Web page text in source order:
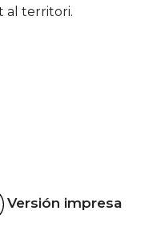
al territori.
Versión impresa